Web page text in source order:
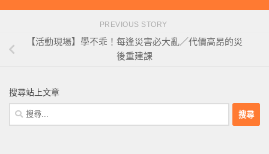
PREVIOUS STORY
【活動現場】學不乖！每逢災害必大亂／代價高昂的災
後重建課
搜尋站上文章
搜
尋